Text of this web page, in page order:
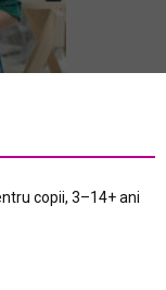
copii, 3–14+ ani